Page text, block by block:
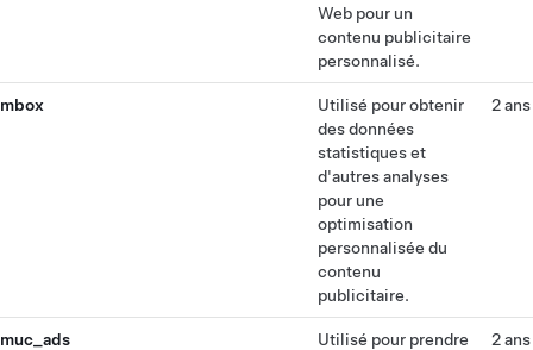
Web pour un
contenu publicitaire
personnalisé.
mbox
Utilisé pour obtenir
des données
statistiques et
d'autres analyses
pour une
optimisation
personnalisée du
contenu
publicitaire.
2 ans
muc_ads
Utilisé pour prendre
2 ans